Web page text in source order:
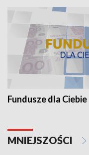
Fundusze dla Ciebie
MNIEJSZOŚCI